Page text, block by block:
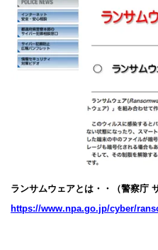
ランサムウェアとは・・（警察庁
https://www.npa.go.jp/cyber/